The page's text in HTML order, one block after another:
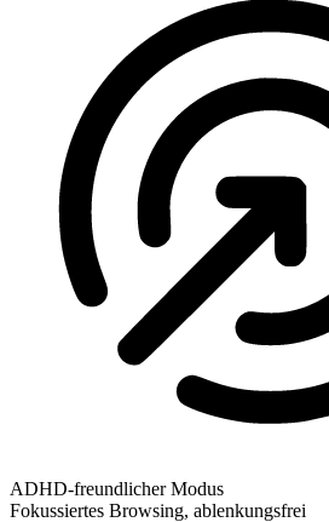
ADHD-freundlicher Modus
Fokussiertes Browsing, ablenkungsfrei